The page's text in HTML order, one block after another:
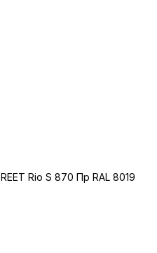
Rio S 870 Пр RAL 8019